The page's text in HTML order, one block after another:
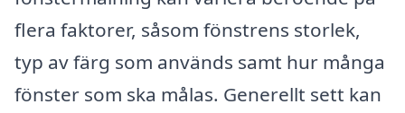
flera faktorer, såsom fönstrens storlek,
typ av färg som används samt hur många
fönster som ska målas. Generellt sett kan